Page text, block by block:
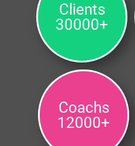
Clients
30000+
Coachs
12000+